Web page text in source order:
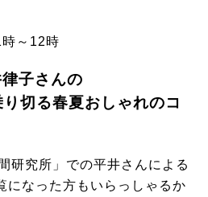
～12時
子さんの
り切る春夏おしゃれのコ
研究所」での平井さんによる
になった方もいらっしゃるか